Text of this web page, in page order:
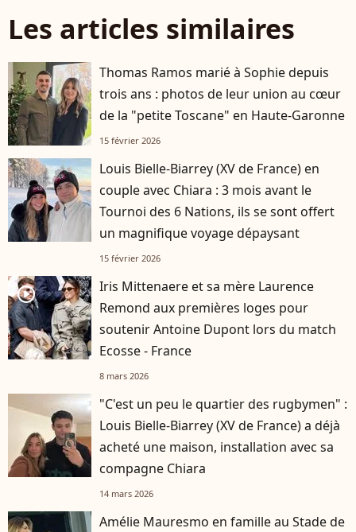
Les articles similaires
Thomas Ramos marié à Sophie depuis
trois ans : photos de leur union au cœur
de la "petite Toscane" en Haute-Garonne
15 février 2026
Louis Bielle-Biarrey (XV de France) en
couple avec Chiara : 3 mois avant le
Tournoi des 6 Nations, ils se sont offert
un magnifique voyage dépaysant
15 février 2026
player2
Iris Mittenaere et sa mère Laurence
Remond aux premières loges pour
soutenir Antoine Dupont lors du match
Ecosse - France
8 mars 2026
"C'est un peu le quartier des rugbymen" :
Louis Bielle-Biarrey (XV de France) a déjà
acheté une maison, installation avec sa
compagne Chiara
14 mars 2026
Amélie Mauresmo en famille au Stade de